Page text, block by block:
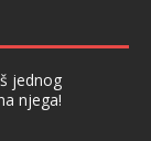
jednog
njega!